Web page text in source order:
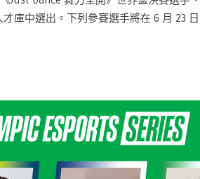
庫中選出。下列參賽選手將在 6 月 23